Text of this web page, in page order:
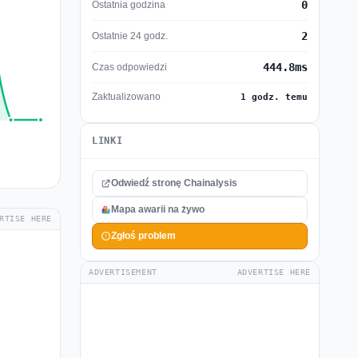
HERE
Ostatnia godzina 0
Ostatnie 24 godz. 2
Czas odpowiedzi 444.8ms
Zaktualizowano 1 godz. temu
LINKI
Odwiedź stronę Chainalysis
Mapa awarii na żywo
Zgłoś problem
ADVERTISEMENT ADVERTISE HERE